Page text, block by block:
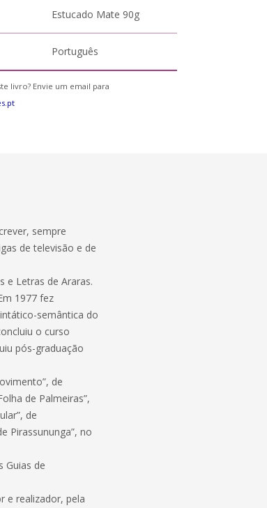
Estucado Mate 90g
Português
livro? Envie um email para
sempre
de televisão e de
e Letras de Araras.
1977 fez
semântica do
o curso
pós-graduação
de
de Palmeiras”,
de
Pirassununga”, no
Guias de
e realizador, pela